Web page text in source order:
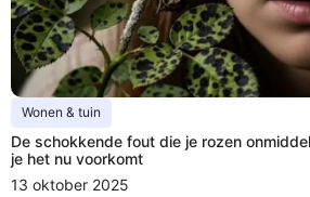
Wonen & tuin
De schokkende fout die je rozen
je het nu voorkomt
13 oktober 2025